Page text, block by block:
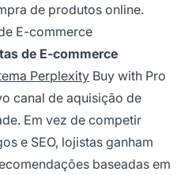
de produtos online.
E-commerce
de E-commerce
Perplexity Buy with Pro
canal de aquisição de
Em vez de competir
e SEO, lojistas ganham
baseadas em